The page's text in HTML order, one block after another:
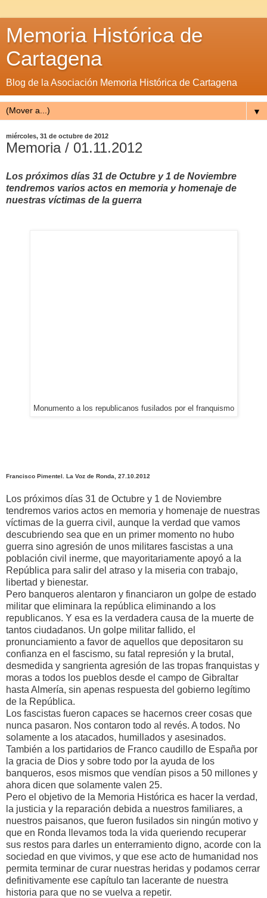
Memoria Histórica de
Cartagena
Blog de la Asociación Memoria Histórica de Cartagena
▼
miércoles, 31 de octubre de 2012
Memoria / 01.11.2012
Los próximos días 31 de Octubre y 1 de Noviembre
tendremos varios actos en memoria y homenaje de
nuestras víctimas de la guerra
Monumento a los republicanos fusilados por el franquismo
Francisco Pimentel. La Voz de Ronda, 27.10.2012
Los próximos días 31 de Octubre y 1 de Noviembre
tendremos varios actos en memoria y homenaje de nuestras
víctimas de la guerra civil, aunque la verdad que vamos
descubriendo sea que en un primer momento no hubo
guerra sino agresión de unos militares fascistas a una
población civil inerme, que mayoritariamente apoyó a la
República para salir del atraso y la miseria con trabajo,
libertad y bienestar.
Pero banqueros alentaron y financiaron un golpe de estado
militar que eliminara la república eliminando a los
republicanos. Y esa es la verdadera causa de la muerte de
tantos ciudadanos. Un golpe militar fallido, el
pronunciamiento a favor de aquellos que depositaron su
confianza en el fascismo, su fatal represión y la brutal,
desmedida y sangrienta agresión de las tropas franquistas y
moras a todos los pueblos desde el campo de Gibraltar
hasta Almería, sin apenas respuesta del gobierno legítimo
de la República.
Los fascistas fueron capaces se hacernos creer cosas que
nunca pasaron. Nos contaron todo al revés. A todos. No
solamente a los atacados, humillados y asesinados.
También a los partidarios de Franco caudillo de España por
la gracia de Dios y sobre todo por la ayuda de los
banqueros, esos mismos que vendían pisos a 50 millones y
ahora dicen que solamente valen 25.
Pero el objetivo de la Memoria Histórica es hacer la verdad,
la justicia y la reparación debida a nuestros familiares, a
nuestros paisanos, que fueron fusilados sin ningún motivo y
que en Ronda llevamos toda la vida queriendo recuperar
sus restos para darles un enterramiento digno, acorde con la
sociedad en que vivimos, y que ese acto de humanidad nos
permita terminar de curar nuestras heridas y podamos cerrar
definitivamente ese capítulo tan lacerante de nuestra
historia para que no se vuelva a repetir.